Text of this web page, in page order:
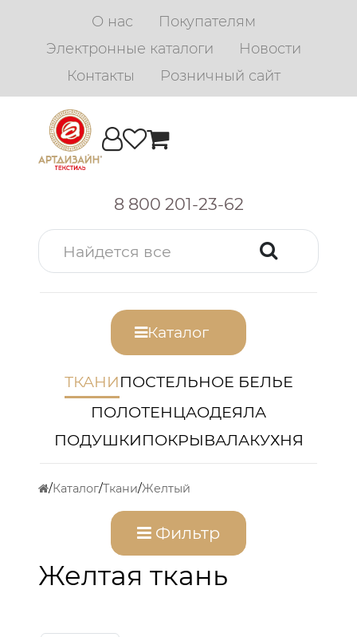
О нас
Покупателям
Электронные каталоги
Новости
Контакты
Розничный сайт
8 800 201-23-62
Каталог
ТКАНИПОСТЕЛЬНОЕ БЕЛЬЕ
ПОЛОТЕНЦАОДЕЯЛА
ПОДУШКИПОКРЫВАЛАКУХНЯ
Каталог Ткани Желтый
Фильтр
Желтая ткань